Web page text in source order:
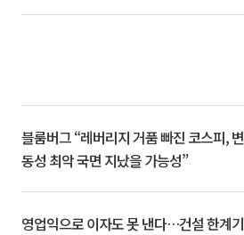
블룸버그 “레버리지 거품 빠진 코스피, 변
동성 최악 국면 지났을 가능성”
영업익으로 이자도 못 낸다…건설 한계기